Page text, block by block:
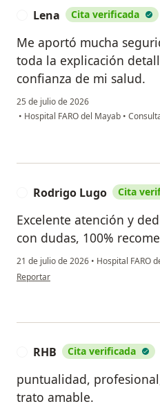
Lena Cita verificada
Me aportó mucha
toda la explicación
confianza de mi salud.
25 de julio de 2026
• Hospital FARO del Mayab •
Rodrigo Lugo Cita
Excelente atención y
con dudas, 100%
21 de julio de 2026 • Hospital FARO
en opinión del usuario Rodrigo Lugo
Reportar
RHB Cita verificada
puntualidad,
trato amable.